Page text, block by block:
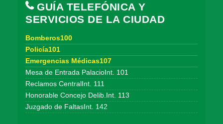
GUÍA TELEFÓNICA Y
SERVICIOS DE LA CIUDAD
Bomberos100
Policía101
Emergencias Médicas107
Mesa de Entrada PalacioInt. 101
Reclamos CentralInt. 111
Honorable Concejo Delib.Int. 113
Juzgado de FaltasInt. 142